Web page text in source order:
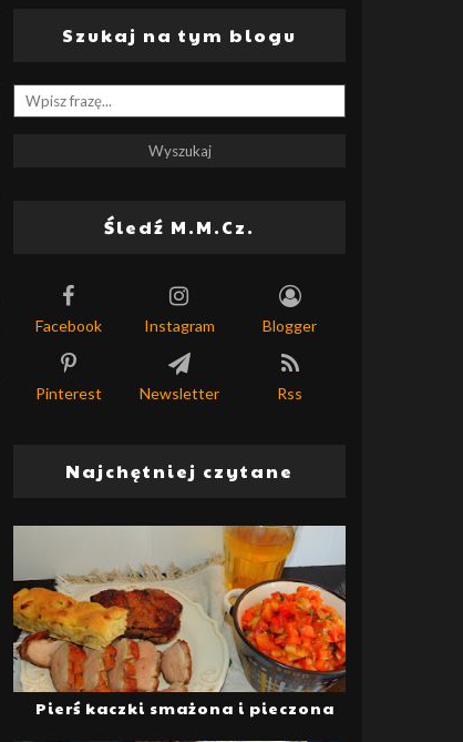
Szukaj na tym blogu
Śledź M.M.Cz.
Facebook Instagram Blogger
Pinterest Newsletter Rss
Najchętniej czytane
Pierś kaczki smażona i pieczona